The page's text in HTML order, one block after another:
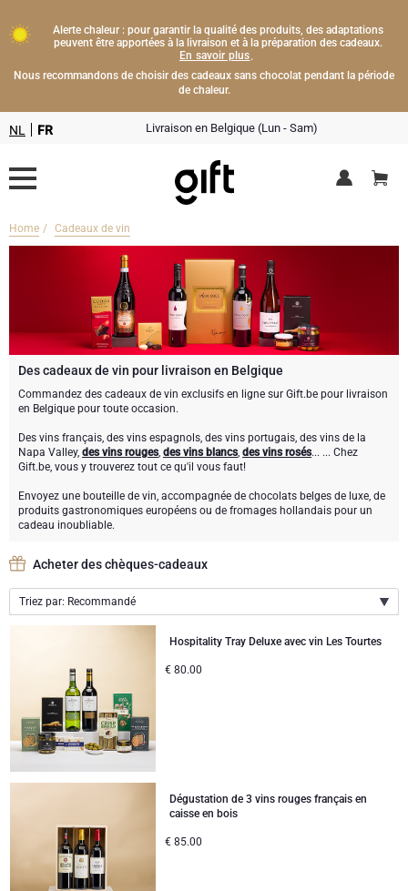
Alerte chaleur : pour garantir la qualité des produits, des adaptations
peuvent être apportées à la livraison et à la préparation des cadeaux.
En savoir plus.
Nous recommandons de choisir des cadeaux sans chocolat pendant la période
de chaleur.
Livraison en Belgique (Lun - Sam)
NL FR
Livraison fleurs
Cadeaux champagne
Bouteille de Champagne
Cadeaux vin
Cadeaux vins mousseux
Cadeau bière
Cadeaux spiritueux
Cadeaux sans alcool
Type de cadeau
Meilleures ventes
Marques
Neuhaus chocolats
Godiva chocolats
Corné Port-Royal chocolats Belges
Lifestyle
Type de cadeau
Des cadeaux bien être
Marques
Atelier Rebul
Paniers garnis
Type de cadeau
Coffret apéritif
Meilleures ventes
Douceurs en cadeaux
Cadeaux vin
cadeaux exclusifs
Marque
Atelier Rebul
Chandon Spritz
Dom Pérignon
Godiva
Jules Destrooper
Lanson Champagne
Moët & Chandon
Cadeaux de la fête des pères
Nouvelles arrivées
Anniversaire
Cadeaux d'affaires
Cadeaux du personnel
Félicitations
Prix
50-80 EUR
80-120 EUR
>120 EUR
Gift.be carte cadeaux
Cadeaux d'entreprise
Cadeaux du personnel
Cadeaux personnalisés
Cartes cadeaux
Home Cadeaux de vin
Des cadeaux de vin pour livraison en Belgique
Commandez des cadeaux de vin exclusifs en ligne sur Gift.be pour livraison
en Belgique pour toute occasion.
Des vins français, des vins espagnols, des vins portugais, des vins de la
Napa Valley, des vins rouges, des vins blancs, des vins rosés... ... Chez
Gift.be, vous y trouverez tout ce qu'il vous faut!
Envoyez une bouteille de vin, accompagnée de chocolats belges de luxe, de
produits gastronomiques européens ou de fromages hollandais pour un
cadeau inoubliable.
Acheter des chèques-cadeaux
Triez par: Recommandé
Prix par ordre croissant
Prix par ordre décroissant
Hospitality Tray Deluxe avec vin Les Tourtes
€ 80.00
Dégustation de 3 vins rouges français en
caisse en bois
€ 85.00